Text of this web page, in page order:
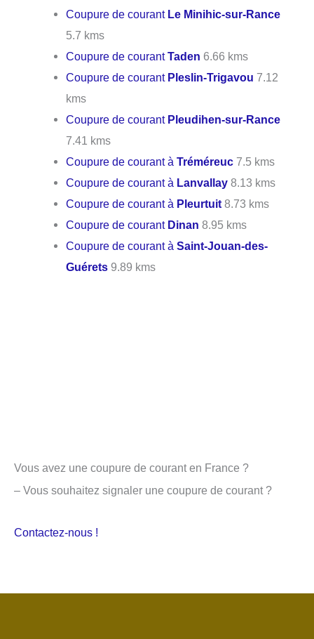
Coupure de courant Le Minihic-sur-Rance
5.7 kms
Coupure de courantTaden 6.66 kms
Coupure de courant Pleslin-Trigavou 7.12
kms
Coupure de courant Pleudihen-sur-Rance
7.41 kms
Coupure de courant àTréméreuc 7.5 kms
Coupure de courant à Lanvallay 8.13 kms
Coupure de courant à Pleurtuit 8.73 kms
Coupure de courant Dinan 8.95 kms
Coupure de courant àSaint-Jouan-des-
Guérets 9.89 kms
Vous avez une coupure de courant en France ?
– Vous souhaitez signaler une coupure de courant ?
Contactez-nous !